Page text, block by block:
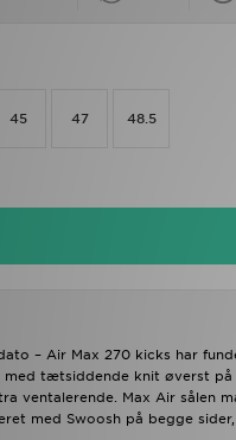
45 47 48.5
– Air Max 270 kicks har
med tætsiddende knit øverst
ventalerende. Max Air sålen
med Swoosh på begge